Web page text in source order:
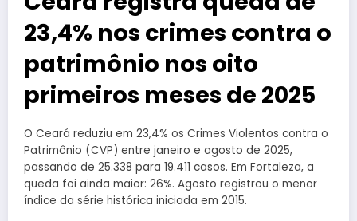
23,4% nos crimes contra o
patrimônio nos oito
primeiros meses de 2025
O Ceará reduziu em 23,4% os Crimes Violentos contra o
Patrimônio (CVP) entre janeiro e agosto de 2025,
passando de 25.338 para 19.411 casos. Em Fortaleza, a
queda foi ainda maior: 26%. Agosto registrou o menor
índice da série histórica iniciada em 2015.